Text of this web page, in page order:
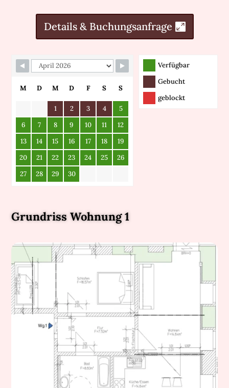
Details & Buchungsanfrage
Skip Booking Form
Verfügbar
Gebucht
geblockt
M D M D F S S
1 2 3 4
5
6
7 8 9 10 11
12
13
14 15 16 17 18
19
20
21 22 23 24 25
26
27
28 29 30
Grundriss Wohnung 1